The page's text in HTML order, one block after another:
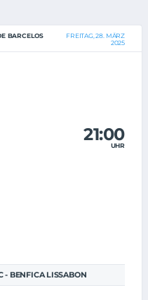
BARCELOS
FREITAG, 28. MÄRZ
2025
21:00
UHR
- BENFICA LISSABON